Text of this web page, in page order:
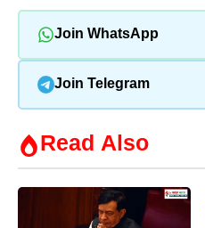
Join WhatsApp
Join Telegram
Read Also